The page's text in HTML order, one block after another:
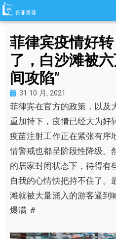
跳
至
菲律宾疫情好
了，白沙滩被
间攻陷”
31 10 月, 2021
菲律宾在官方的政策，以及
重加持下，疫情已经大为好
疫苗注射工作正在紧张有序
情警戒也都呈阶段性降级。
的居家封闭状态下，待得有
自我的心情快把持不住了。
滩就被大量涌入的游客逼到
爆满 #